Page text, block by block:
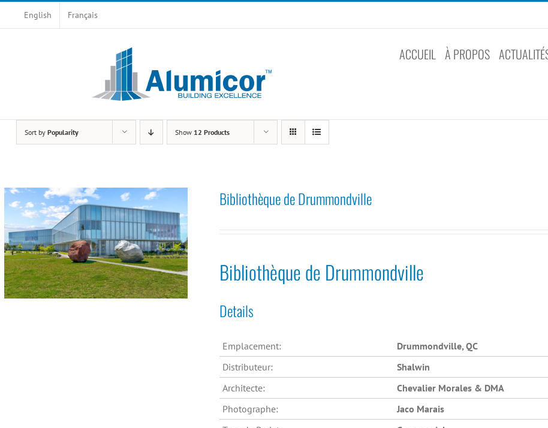
English Français
ACCUEIL À PROPOS
Sort by Popularity Show 12 Products
Bibliothèque de Drummondville
Bibliothèque de Drummondville
Details
Emplacement:
Drummondville, QC
Distributeur:
Shalwin
Architecte:
Chevalier Morales & DMA
Photographe:
Jaco Marais